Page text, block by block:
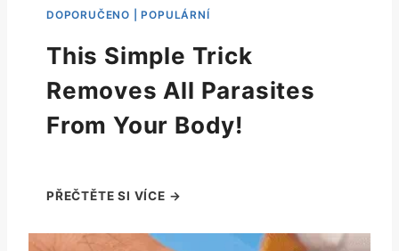
This Simple Trick
Removes All Parasites
From Your Body!